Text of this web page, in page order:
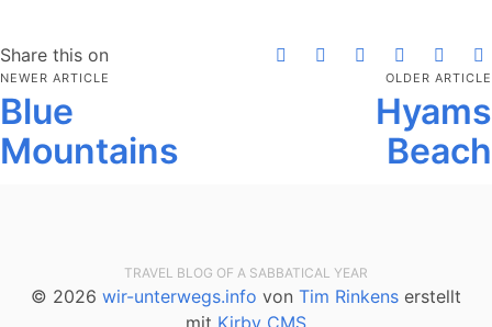
Share this on
NEWER ARTICLE
Blue
Mountains
OLDER ARTICLE
Hyams
Beach
TRAVEL BLOG OF A SABBATICAL YEAR
© 2026 wir-unterwegs.info von Tim Rinkens erstellt
mit Kirby CMS